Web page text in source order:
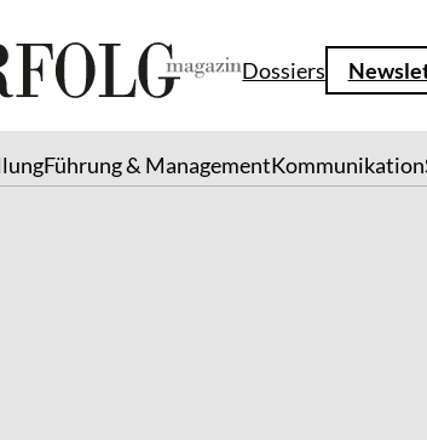
Dossiers
Führung & ManagementKommunikation